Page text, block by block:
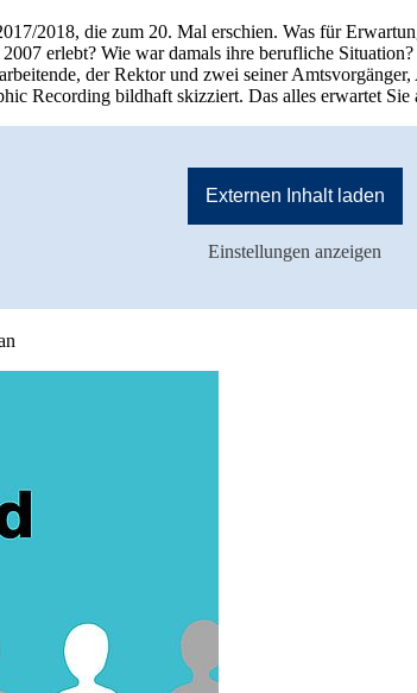
2018, die zum 20. Mal erschien. Was für
erlebt? Wie war damals ihre berufliche
der Rektor und zwei seiner
Recording bildhaft skizziert. Das alles erwartet Sie
Externen Inhalt laden
Einstellungen anzeigen